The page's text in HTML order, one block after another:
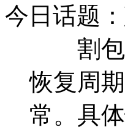
今日话题
割包
恢复周
常。具